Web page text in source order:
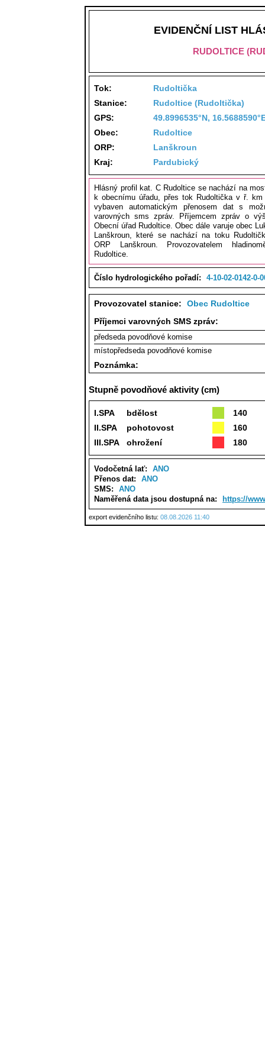
EVIDENČNÍ LIST
RUDOLTICE
Tok:
Rudoltička
Stanice:
Rudoltice (Rudoltička)
GPS:
49.8996535°N,
Obec:
Rudoltice
ORP:
Lanškroun
Kraj:
Pardubický
Hlásný profil kat. C Rudoltice se nachází na
k obecnímu úřadu, přes tok Rudoltička v ř.
vybaven automatickým přenosem dat s
varovných sms zpráv. Příjemcem zpráv o
Obecní úřad Rudoltice. Obec dále varuje obec
Lanškroun, které se nachází na toku
ORP Lanškroun. Provozovatelem
Rudoltice.
Číslo hydrologického pořadí: 4-10-02-0142-0-
Provozovatel stanice:
Obec Rudoltice
Příjemci varovných SMS zpráv:
předseda povodňové komise
místopředseda povodňové komise
Poznámka:
Stupně povodňové aktivity (cm)
I.SPA bdělost
140
II.SPA
pohotovost
160
III.SPA
ohrožení 180
Vodočetná lať:
ANO
Přenos dat:
ANO
SMS:
ANO
Naměřená data jsou dostupná na:
https://
export evidenčního listu: 08.08.2026 11:40